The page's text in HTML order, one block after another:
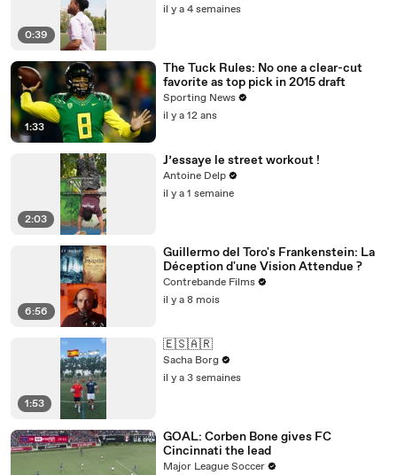
0:39
il y a 4 semaines
1:33
The Tuck Rules: No one a clear-cut
favorite as top pick in 2015 draft
Sporting News
il y a 12 ans
2:03
J’essaye le street workout !
Antoine Delp
il y a 1 semaine
6:56
Guillermo del Toro's Frankenstein: La
Déception d'une Vision Attendue ?
Contrebande Films
il y a 8 mois
1:53
🇪🇸🇦🇷
Sacha Borg
il y a 3 semaines
GOAL: Corben Bone gives FC
Cincinnati the lead
Major League Soccer